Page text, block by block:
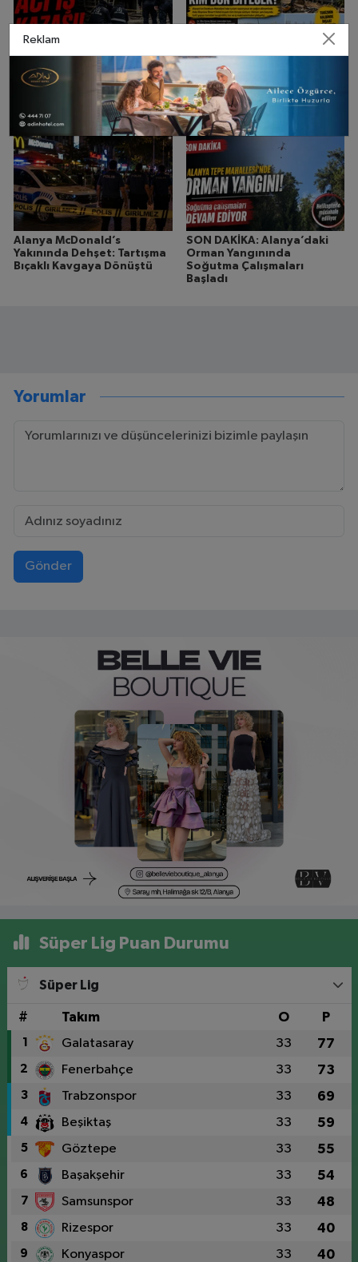
Alanya’da Acı İş Kazası:
Çatıdan Düşen İşçi Hayatını
BAYVIEW RESORT İNŞAATI
HÂLÂ DEVAM EDİYOR!
TURİSTLER DİNLENİRKEN
KEPÇELER ÇALIŞIYOR…
Alanya McDonald’s
Yakınında Dehşet: Tartışma
Bıçaklı Kavgaya Dönüştü
SON DAKİKA: Alanya’daki
Orman Yangınında
Soğutma Çalışmaları
Başladı
Yorumlar
Gönder
Süper Lig Puan Durumu
Süper Lig
# Takım O P
1 Galatasaray 33 77
2 Fenerbahçe 33 73
3 Trabzonspor 33 69
4 Beşiktaş 33 59
5 Göztepe 33 55
6 Başakşehir 33 54
7 Samsunspor 33 48
8 Rizespor 33 40
9 Konyaspor 33 40
Reklam